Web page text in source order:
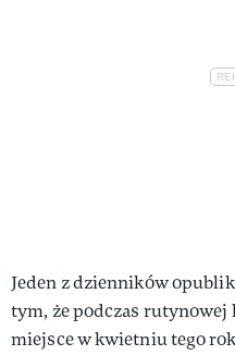
Jeden z dzienników
tym, że podczas
miejsce w kwietniu tego